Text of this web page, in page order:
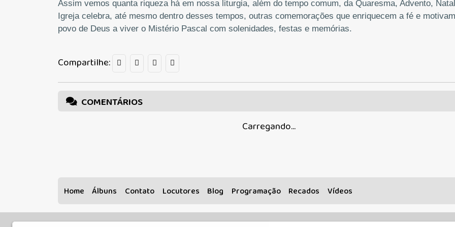
Assim vemos quanta riqueza há em nossa liturgia, além do tempo comum, da Quaresma, Advento,
Igreja celebra, até mesmo dentro desses tempos, outras comemorações que enriquecem a fé e
povo de Deus a viver o Mistério Pascal com solenidades, festas e memórias.
Compartilhe:
COMENTÁRIOS
Carregando...
Home Álbuns Contato Locutores Blog Programação Recados Vídeos